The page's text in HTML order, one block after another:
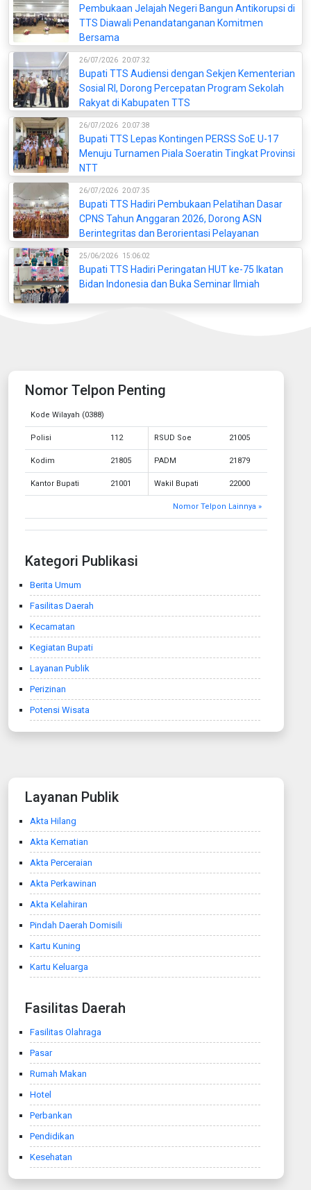
Pembukaan Jelajah Negeri Bangun Antikorupsi di
TTS Diawali Penandatanganan Komitmen
Bersama
26/07/2026 20:07:32
Bupati TTS Audiensi dengan Sekjen Kementerian
Sosial RI, Dorong Percepatan Program Sekolah
Rakyat di Kabupaten TTS
26/07/2026 20:07:38
Bupati TTS Lepas Kontingen PERSS SoE U-17
Menuju Turnamen Piala Soeratin Tingkat Provinsi
NTT
26/07/2026 20:07:35
Bupati TTS Hadiri Pembukaan Pelatihan Dasar
CPNS Tahun Anggaran 2026, Dorong ASN
Berintegritas dan Berorientasi Pelayanan
25/06/2026 15:06:02
Bupati TTS Hadiri Peringatan HUT ke-75 Ikatan
Bidan Indonesia dan Buka Seminar Ilmiah
Nomor Telpon Penting
Kode Wilayah (0388)
Polisi 112 RSUD Soe 21005
Kodim 21805 PADM 21879
Kantor Bupati 21001 Wakil Bupati 22000
Nomor Telpon Lainnya »
Kategori Publikasi
Berita Umum
Fasilitas Daerah
Kecamatan
Kegiatan Bupati
Layanan Publik
Perizinan
Potensi Wisata
Layanan Publik
Akta Hilang
Akta Kematian
Akta Perceraian
Akta Perkawinan
Akta Kelahiran
Pindah Daerah Domisili
Kartu Kuning
Kartu Keluarga
Fasilitas Daerah
Fasilitas Olahraga
Pasar
Rumah Makan
Hotel
Perbankan
Pendidikan
Kesehatan